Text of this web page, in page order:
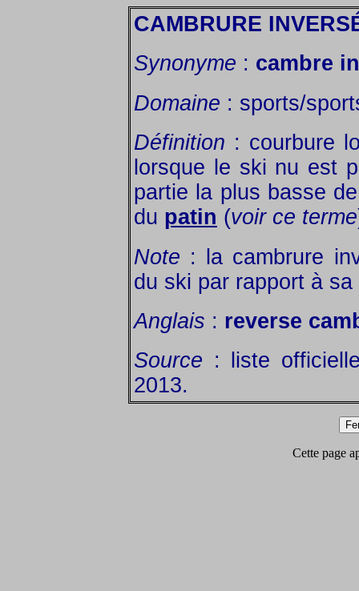
CAMBRURE
Synonyme : cambre
Domaine : sports/
Définition : courbure
lorsque le ski nu est
partie la plus basse
du patin (voir ce terme
Note : la cambrure
du ski par rapport à
Anglais : reverse
Source : liste
2013.
Cette page